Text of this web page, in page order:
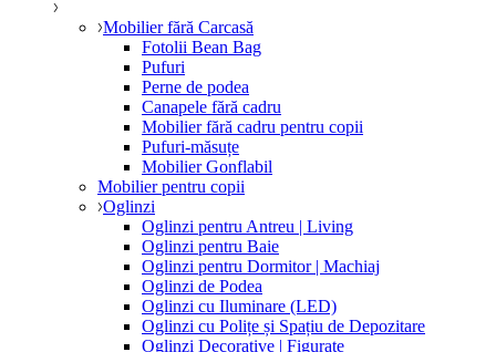
Mobilier fără Carcasă
Fotolii Bean Bag
Pufuri
Perne de podea
Canapele fără cadru
Mobilier fără cadru pentru copii
Pufuri-măsuțe
Mobilier Gonflabil
Mobilier pentru copii
Oglinzi
Oglinzi pentru Antreu | Living
Oglinzi pentru Baie
Oglinzi pentru Dormitor | Machiaj
Oglinzi de Podea
Oglinzi cu Iluminare (LED)
Oglinzi cu Polițe și Spațiu de Depozitare
Oglinzi Decorative | Figurate